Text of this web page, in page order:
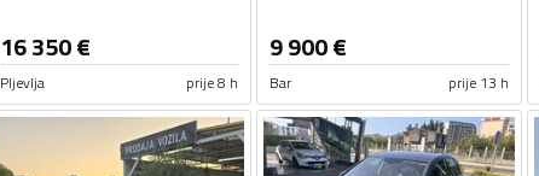
16 350€
Pljevlja prije 8 h
9 900€
Bar prije 13 h